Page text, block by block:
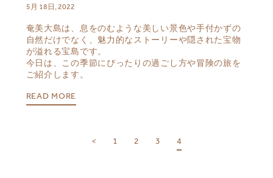
5月 18日, 2022
奄美大島は、息をのむような美しい景色や手付かずの
自然だけでなく、魅力的なストーリーや隠された宝物
が溢れる宝島です。
今日は、この季節にぴったりの過ごし方や冒険の旅を
ご紹介します。
READ MORE
< 1 2 3 4